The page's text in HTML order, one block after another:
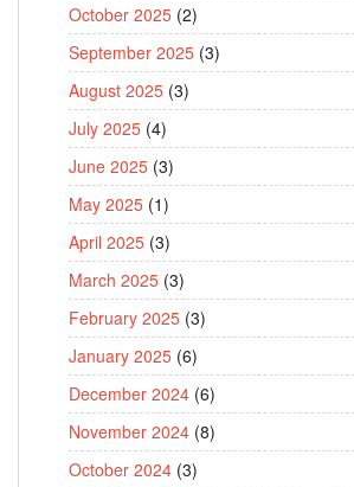
October 2025 (2)
September 2025 (3)
August 2025 (3)
July 2025 (4)
June 2025 (3)
May 2025 (1)
April 2025 (3)
March 2025 (3)
February 2025 (3)
January 2025 (6)
December 2024 (6)
November 2024 (8)
October 2024 (3)